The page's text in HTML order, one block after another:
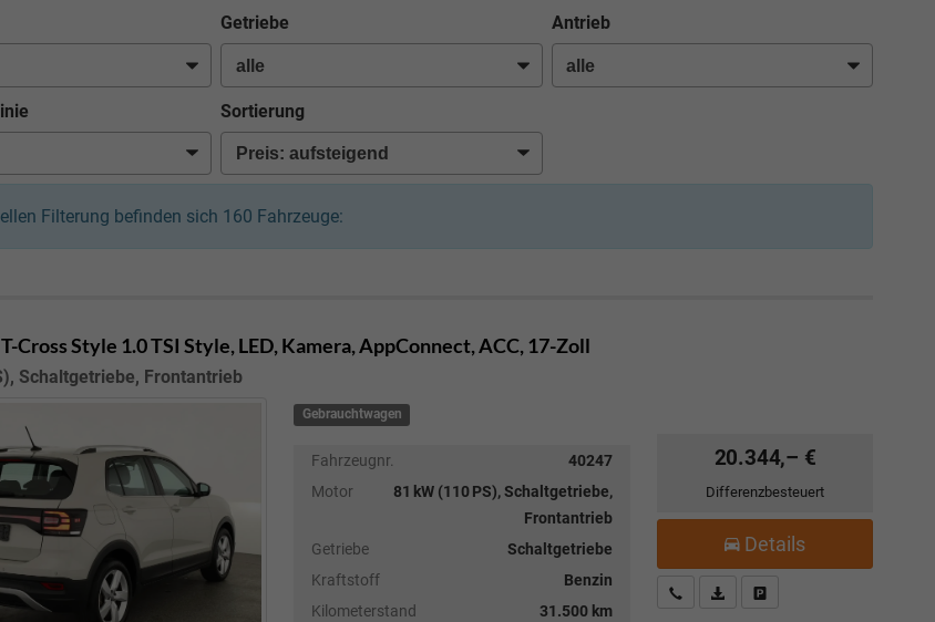
Getriebe Antrieb
Sortierung
Filterung befinden sich 160 Fahrzeuge:
CrossStyle 1.0 TSI Style, LED, Kamera, AppConnect, ACC, 17-Zoll
Schaltgetriebe, Frontantrieb
Gebrauchtwagen
Fahrzeugnr.
40247
Motor
81 kW (110 PS), Schaltgetriebe,
Frontantrieb
Getriebe
Schaltgetriebe
Kraftstoff
Benzin
Kilometerstand
31.500 km
20.344,– €
Differenzbesteuert
Details
Kostenloser Rückruf-Service
PDF-Datei, Fahrzeugexposé